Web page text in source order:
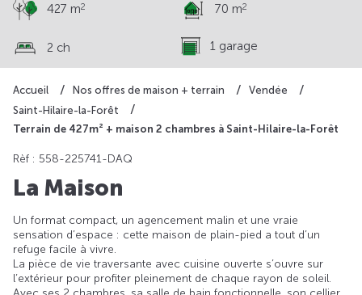
Accueil Nos offres de maison + terrain
Vendée
Saint-Hilaire-la-Forêt
Terrain de 427m² + maison 2 chambres à Saint-Hilaire-la-Forêt
427 m2 70 m2
2 ch 1 garage
Rèf : 558-225741-DAQ
La Maison
Un format compact, un agencement malin et une vraie
sensation d’espace : cette maison de plain-pied a tout d’un
refuge facile à vivre.
La pièce de vie traversante avec cuisine ouverte s’ouvre sur
l’extérieur pour profiter pleinement de chaque rayon de soleil.